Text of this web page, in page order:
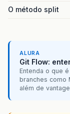
O método split
ALURA
Git Flow:
Entenda o que
branches como
além de